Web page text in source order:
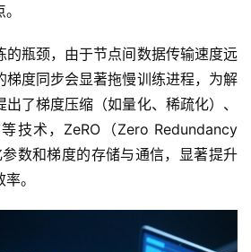
。
的瓶颈，由于节点间数据传输速度远
梯度同步会显著拖慢训练进程，为解
了梯度压缩（如量化、稀疏化）、
技术，ZeRO（Zero Redundancy
数和梯度的存储与通信，显著提升
率。